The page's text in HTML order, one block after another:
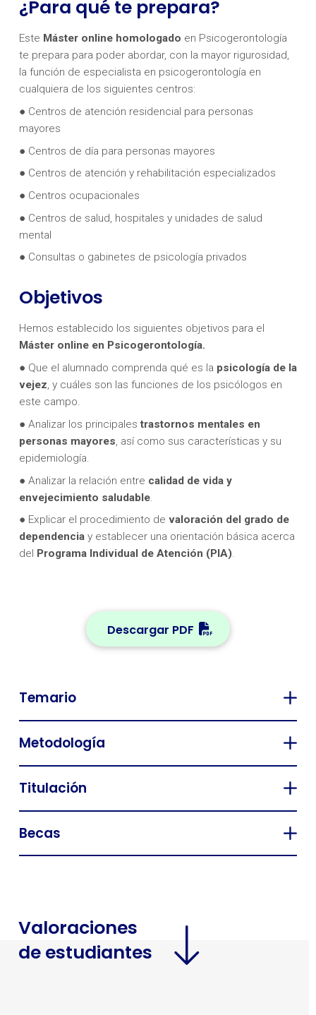
¿Para qué te prepara?
Este Máster online homologado en Psicogerontología
te prepara para poder abordar, con la mayor rigurosidad,
la función de especialista en psicogerontología en
cualquiera de los siguientes centros:
● Centros de atención residencial para personas
mayores
● Centros de día para personas mayores
● Centros de atención y rehabilitación especializados
● Centros ocupacionales
● Centros de salud, hospitales y unidades de salud
mental
● Consultas o gabinetes de psicología privados
Objetivos
Hemos establecido los siguientes objetivos para el
Máster online en Psicogerontología.
● Que el alumnado comprenda qué es la psicología de la
vejez, y cuáles son las funciones de los psicólogos en
este campo.
● Analizar los principalestrastornos mentales en
personas mayores, así como sus características y su
epidemiología.
● Analizar la relación entre calidad de vida y
envejecimiento saludable.
● Explicar el procedimiento de valoración del grado de
dependenciay establecer una orientación básica acerca
del Programa Individual de Atención (PIA).
Descargar PDF
Temario
Metodología
Titulación
Becas
Valoraciones
de estudiantes